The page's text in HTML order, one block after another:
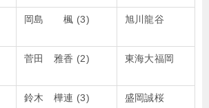
岡島 楓 (3) 旭川龍谷
菅田 雅香 (2) 東海大福岡
鈴木 樺連 (3) 盛岡誠桜